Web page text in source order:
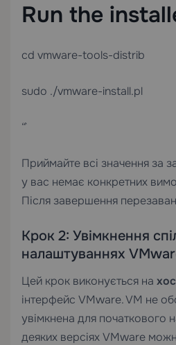
Run the
cd vmware-tools-distrib
sudo ./vmware-install.pl
“`
Приймайте всі значення за
у вас немає конкретних
Після завершення
Крок 2: Увімкнення
налаштуваннях
Цей крок виконується на
інтерфейс VMware. VM не
увімкнена для початкового
деяких версіях VMware